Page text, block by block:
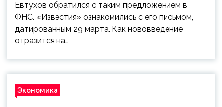
Евтухов обратился с таким предложением в
ФНС. «Известия» ознакомились с его письмом,
датированным 29 марта. Как нововведение
отразится на…
Экономика